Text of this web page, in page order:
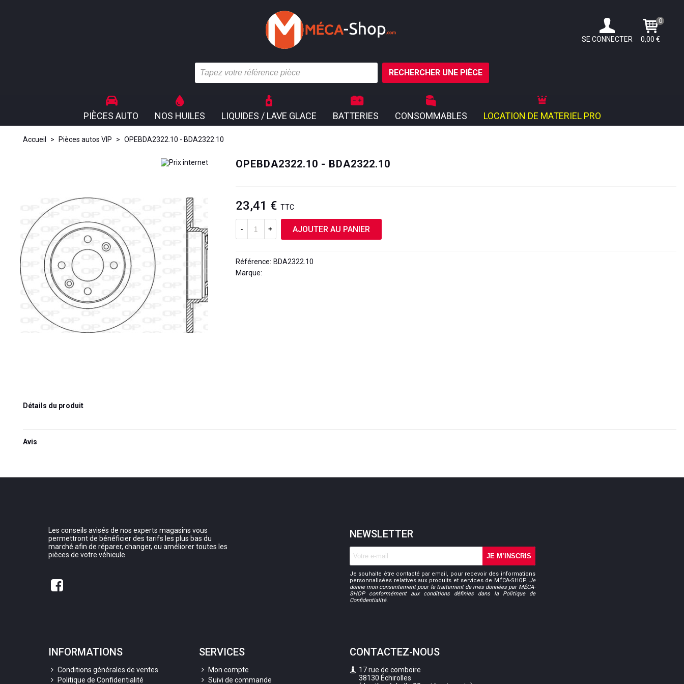
SE CONNECTER
0
0,00 €
RECHERCHER UNE PIÈCE
PIÈCES AUTO NOS HUILES LIQUIDES / LAVE GLACE BATTERIES CONSOMMABLES LOCATION DE MATERIEL PRO
Accueil > Pièces autos VIP > OPEBDA2322.10 - BDA2322.10
OPEBDA2322.10 - BDA2322.10
23,41 € TTC
- + AJOUTER AU PANIER
Référence: BDA2322.10
Marque:
Détails du produit
Avis
Les conseils avisés de nos experts magasins vous
permettront de bénéficier des tarifs les plus bas du
marché afin de réparer, changer, ou améliorer toutes les
pièces de votre véhicule.
NEWSLETTER
JE M’INSCRIS
Je souhaite être contacté par email, pour recevoir des informations
personnalisées relatives aux produits et services de MÉCA-SHOP. Je
donne mon consentement pour le traitement de mes données par MÉCA-
SHOP conformément aux conditions définies dans la Politique de
Confidentialité.
INFORMATIONS
Conditions générales de ventes
Politique de Confidentialité
SERVICES
Mon compte
Suivi de commande
CONTACTEZ-NOUS
17 rue de comboire
38130 Échirolles